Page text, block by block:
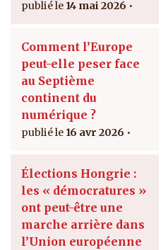
14 mai 2026
Comment l’Europe
peut-elle peser face
au Septième
continent du
numérique ?
16 avr 2026
Élections Hongrie :
les « démocratures »
ont peut-être une
marche arrière dans
l’Union européenne